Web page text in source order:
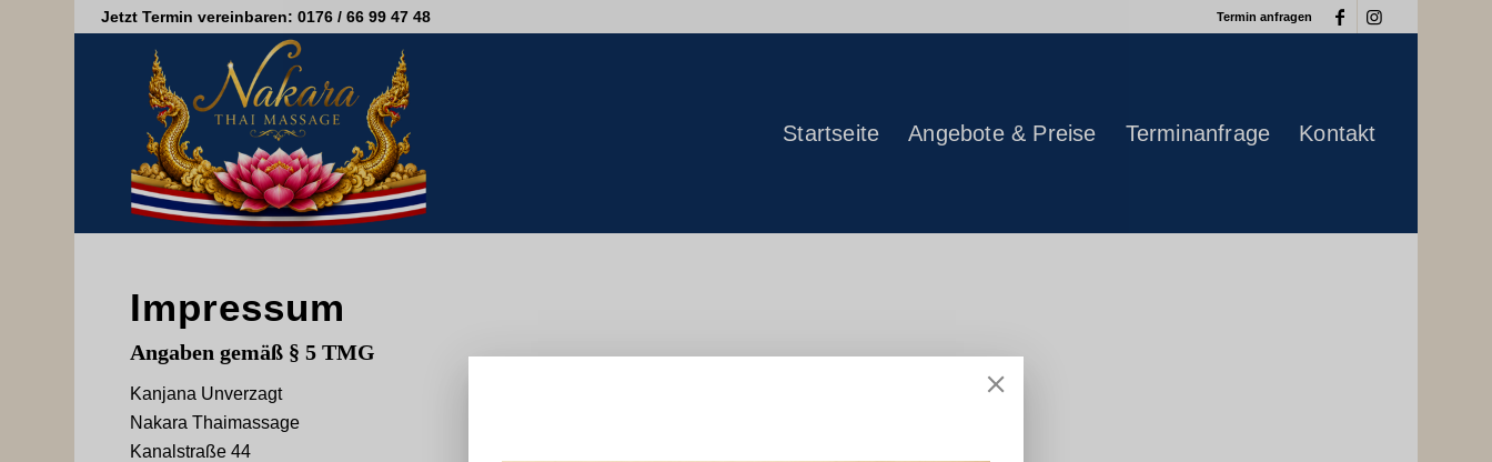
Termin anfragen
Jetzt Termin vereinbaren: 0176 / 66 99 47 48
Startseite Angebote & Preise Terminanfrage Kontakt
Impressum
Angaben gemäß § 5 TMG
Kanjana Unverzagt
Nakara Thaimassage
Kanalstraße 44